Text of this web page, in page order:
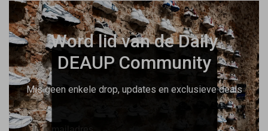
Word lid van de Daily
DEAUP Community
Mis geen enkele drop, updates en exclusieve deals